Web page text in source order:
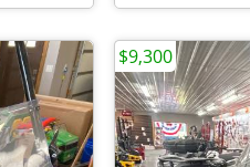
$9,300